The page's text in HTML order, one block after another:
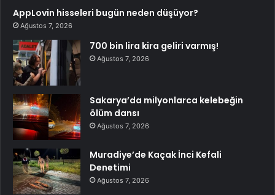
AppLovin hisseleri bugün neden düşüyor?
Ağustos 7, 2026
700 bin lira kira geliri varmış!
Ağustos 7, 2026
Sakarya’da milyonlarca kelebeğin
ölüm dansı
Ağustos 7, 2026
Muradiye’de Kaçak İnci Kefali
Denetimi
Ağustos 7, 2026